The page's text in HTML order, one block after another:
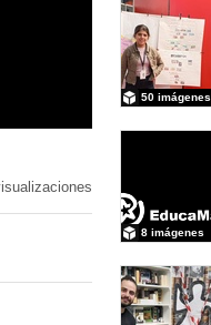
50 imágenes
8 imágenes